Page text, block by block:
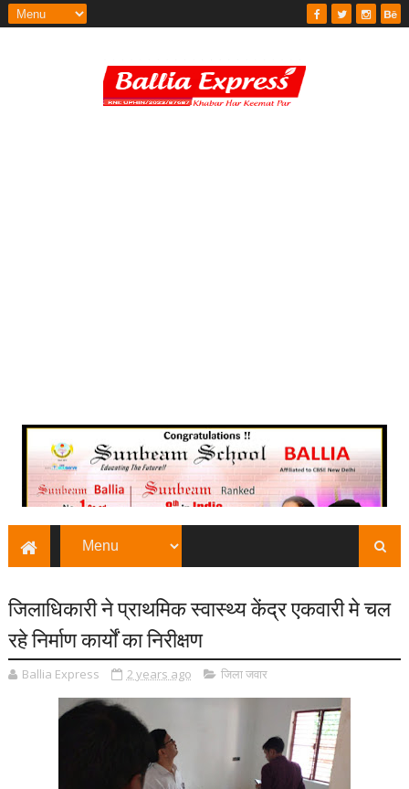
जिलाधिकारी ने प्राथमिक स्वास्थ्य केंद्र एकवारी मे चल
रहे निर्माण कार्यों का निरीक्षण
Ballia Express 2 years ago जिला जवार